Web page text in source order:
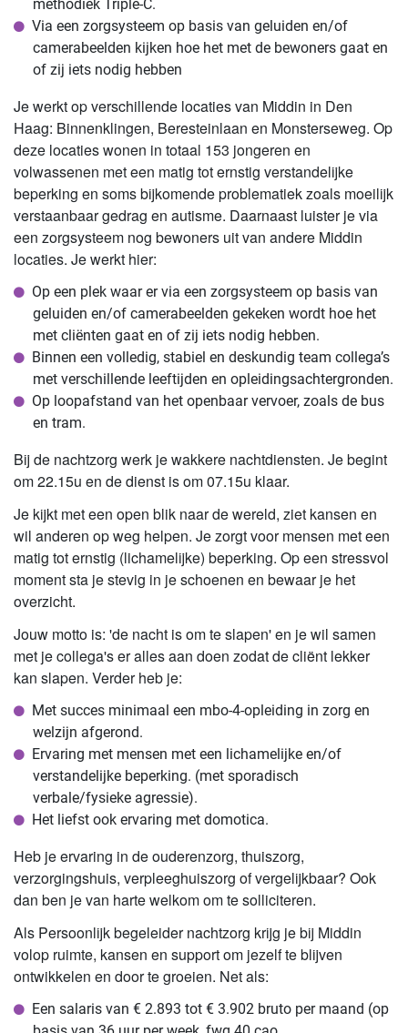
methodiek Triple-C.
Via een zorgsysteem op basis van geluiden en/of
camerabeelden kijken hoe het met de bewoners gaat en
of zij iets nodig hebben
Je werkt op verschillende locaties van Middin in Den
Haag: Binnenklingen, Beresteinlaan en Monsterseweg. Op
deze locaties wonen in totaal 153 jongeren en
volwassenen met een matig tot ernstig verstandelijke
beperking en soms bijkomende problematiek zoals moeilijk
verstaanbaar gedrag en autisme. Daarnaast luister je via
een zorgsysteem nog bewoners uit van andere Middin
locaties. Je werkt hier:
Op een plek waar er via een zorgsysteem op basis van
geluiden en/of camerabeelden gekeken wordt hoe het
met cliënten gaat en of zij iets nodig hebben.
Binnen een volledig, stabiel en deskundig team collega’s
met verschillende leeftijden en opleidingsachtergronden.
Op loopafstand van het openbaar vervoer, zoals de bus
en tram.
Bij de nachtzorg werk je wakkere nachtdiensten. Je begint
om 22.15u en de dienst is om 07.15u klaar.
Je kijkt met een open blik naar de wereld, ziet kansen en
wil anderen op weg helpen. Je zorgt voor mensen met een
matig tot ernstig (lichamelijke) beperking. Op een stressvol
moment sta je stevig in je schoenen en bewaar je het
overzicht.
Jouw motto is: 'de nacht is om te slapen' en je wil samen
met je collega's er alles aan doen zodat de cliënt lekker
kan slapen. Verder heb je:
Met succes minimaal een mbo-4-opleiding in zorg en
welzijn afgerond.
Ervaring met mensen met een lichamelijke en/of
verstandelijke beperking. (met sporadisch
verbale/fysieke agressie).
Het liefst ook ervaring met domotica.
Heb je ervaring in de ouderenzorg, thuiszorg,
verzorgingshuis, verpleeghuiszorg of vergelijkbaar? Ook
dan ben je van harte welkom om te solliciteren.
Als Persoonlijk begeleider nachtzorg krijg je bij Middin
volop ruimte, kansen en support om jezelf te blijven
ontwikkelen en door te groeien. Net als:
Een salaris van € 2.893 tot € 3.902 bruto per maand (op